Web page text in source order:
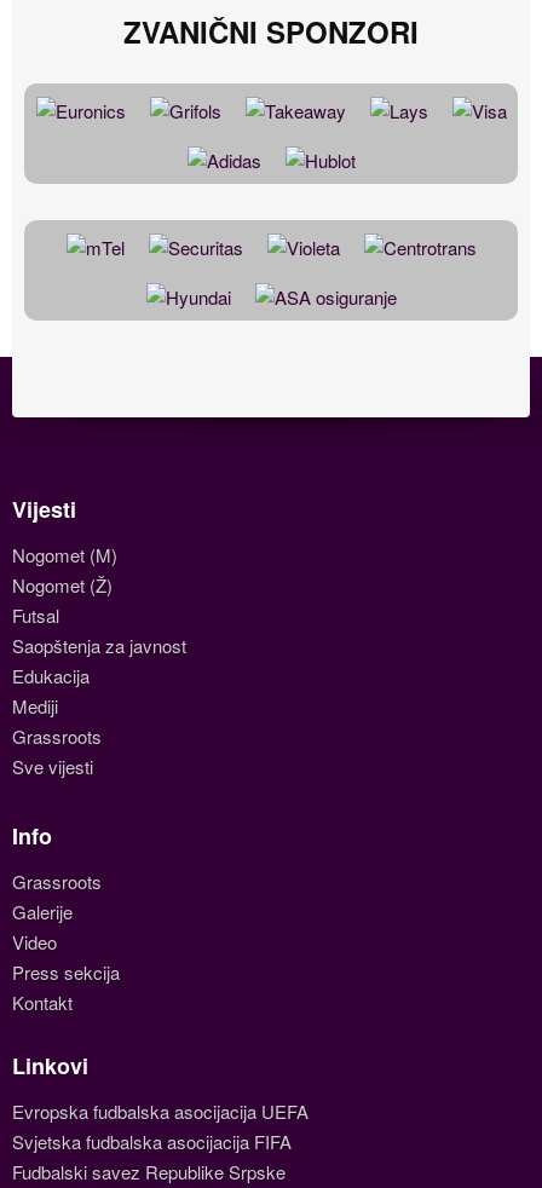
ZVANIČNI SPONZORI
Vijesti
Nogomet (M)
Nogomet (Ž)
Futsal
Saopštenja za javnost
Edukacija
Mediji
Grassroots
Sve vijesti
Info
Grassroots
Galerije
Video
Press sekcija
Kontakt
Linkovi
Evropska fudbalska asocijacija UEFA
Svjetska fudbalska asocijacija FIFA
Fudbalski savez Republike Srpske